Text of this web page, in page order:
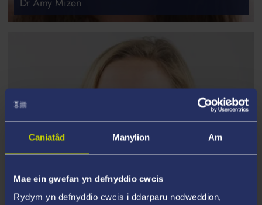
Caniatâd Manylion Am
Mae ein gwefan yn defnyddio cwcis
Rydym yn defnyddio cwcis i ddarparu nodweddion,